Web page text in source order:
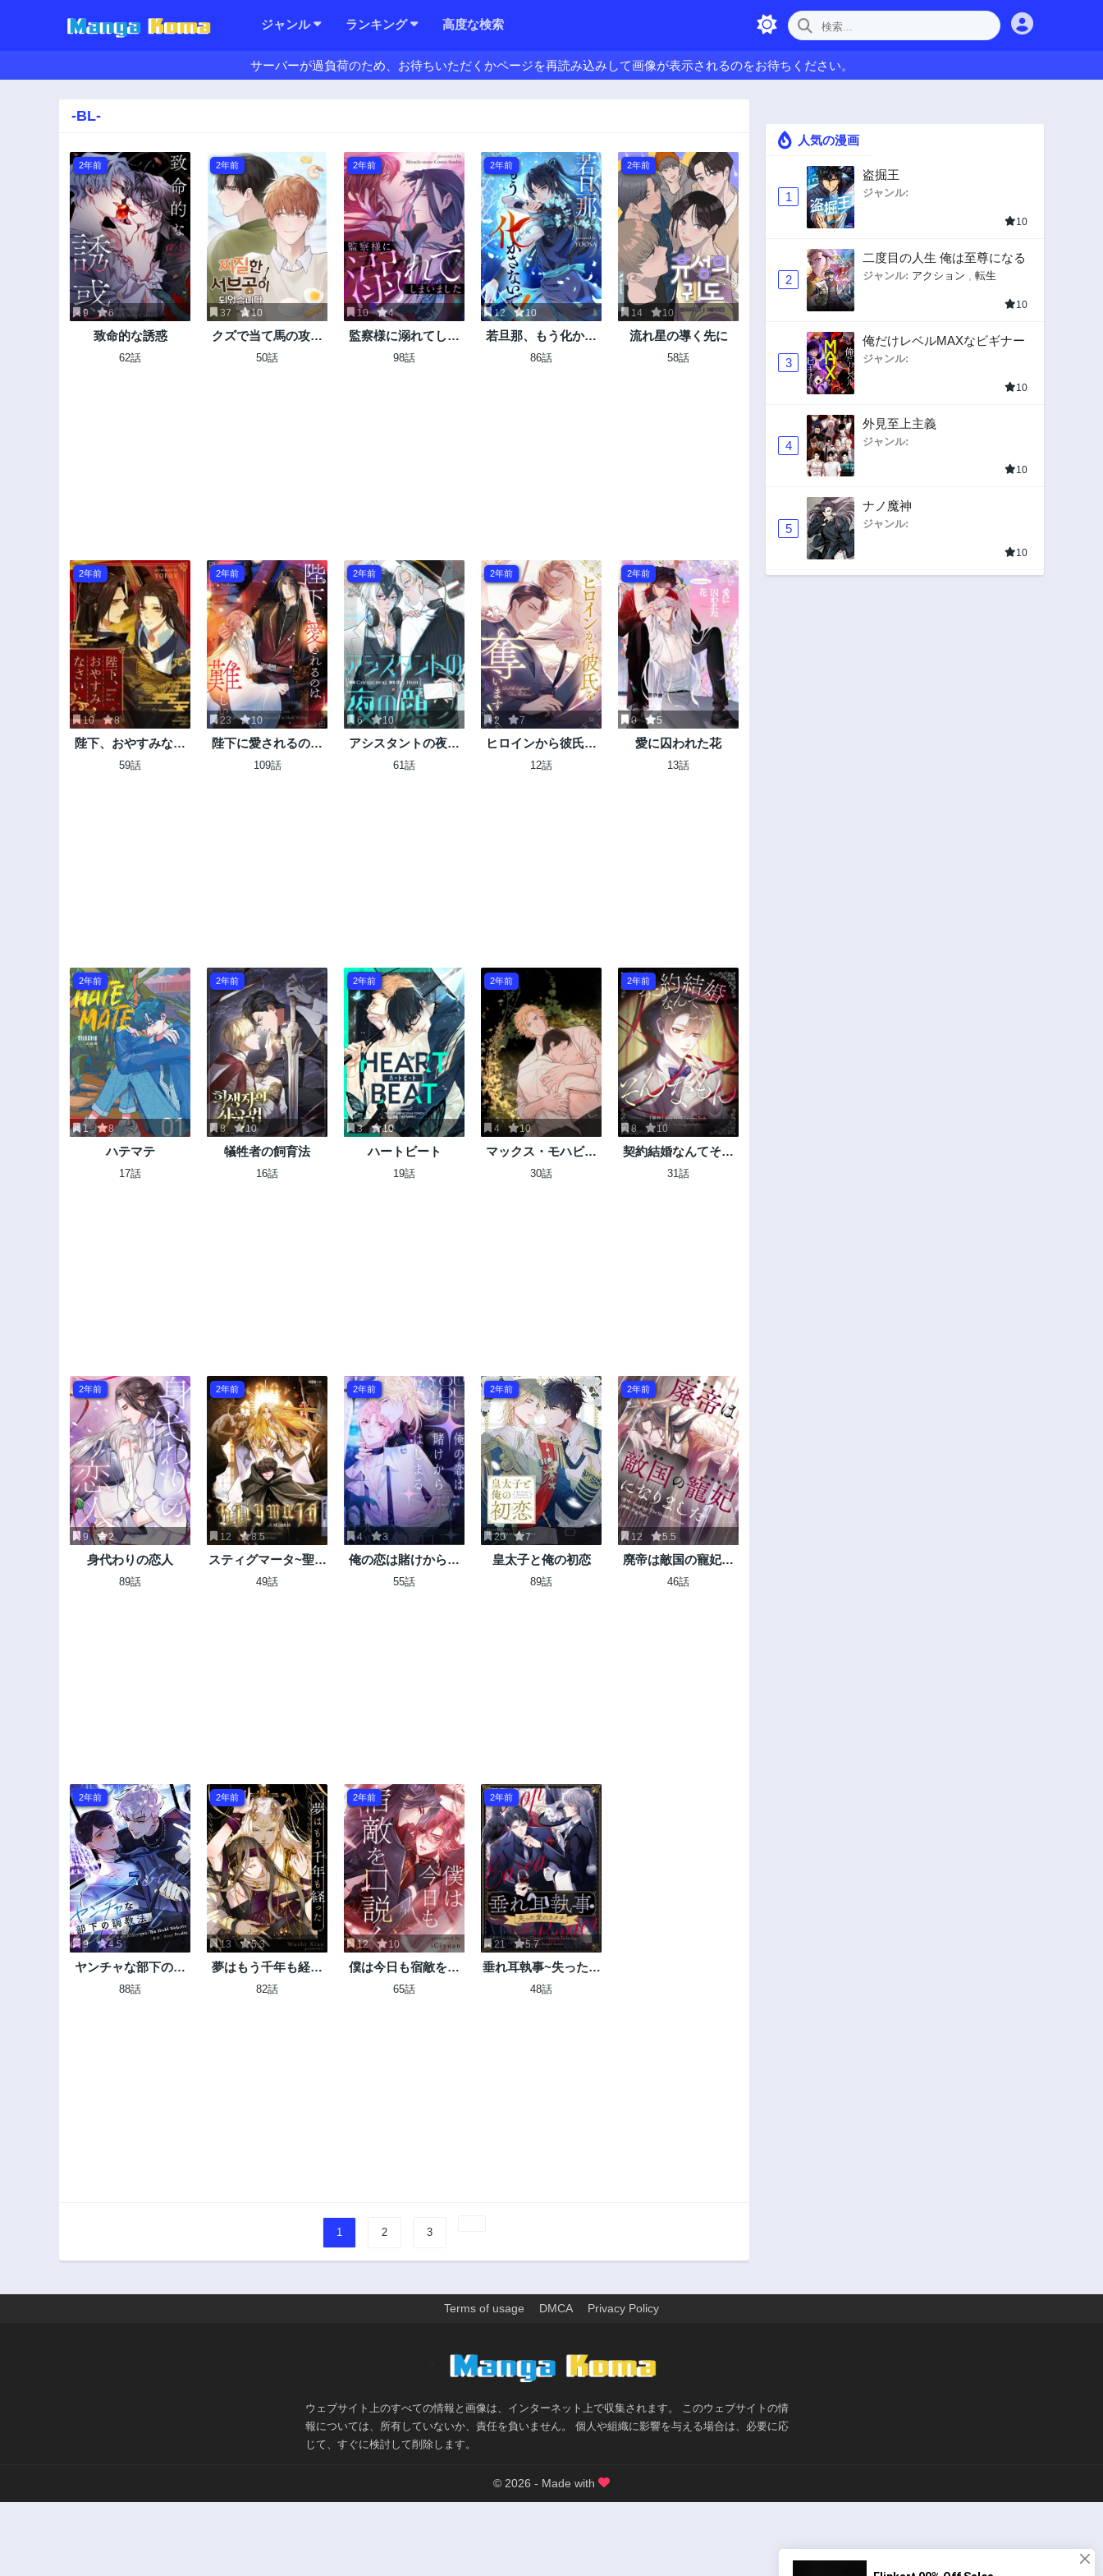
ジャンル ランキング 高度な検索
サーバーが過負荷のため、お待ちいただくかページを再読み込みして画像が表示されるのをお待ちください。
-BL-
2年前
9 6
致命的な誘惑
62話
2年前
37 10
クズで当て馬の攻め
キャラになりました
50話
2年前
10 4
監察様に溺れてしま
いました
98話
2年前
12 10
若旦那、もう化かさ
ないで！
86話
2年前
14 10
流れ星の導く先に
58話
2年前
10 8
陛下、おやすみなさ
い
59話
2年前
23 10
陛下に愛されるのは
難しい
109話
2年前
6 10
アシスタントの夜の
顔
61話
2年前
2 7
ヒロインから彼氏を
奪います！
12話
2年前
0 5
愛に囚われた花
13話
2年前
1 8
ハテマテ
17話
2年前
8 10
犠牲者の飼育法
16話
2年前
3 10
ハートビート
19話
2年前
4 10
マックス・モハビ事
件簿
30話
2年前
8 10
契約結婚なんてそん
なもん
31話
2年前
9 2
身代わりの恋人
89話
2年前
12 8.5
スティグマータ~聖痕
~
49話
2年前
4 3
俺の恋は賭けからは
じまる
55話
2年前
20 7
皇太子と俺の初恋
89話
2年前
12 5.5
廃帝は敵国の寵妃に
なりました
46話
2年前
9 4.5
ヤンチャな部下の調
教法
88話
2年前
13 5.3
夢はもう千年も経っ
た
82話
2年前
12 10
僕は今日も宿敵を口
説く
65話
2年前
21 5.7
垂れ耳執事~失った愛
のカタチ~
48話
1 2 3
人気の漫画
1
盗掘王
ジャンル:
10
2
二度目の人生 俺は至尊になる
ジャンル: アクション 転生
10
3
俺だけレベルMAXなビギナー
ジャンル:
10
4
外見至上主義
ジャンル:
10
5
ナノ魔神
ジャンル:
10
Terms of usage DMCA Privacy Policy
ウェブサイト上のすべての情報と画像は、インターネット上で収集されます。 このウェブサイトの情
報については、所有していないか、責任を負いません。 個人や組織に影響を与える場合は、必要に応
じて、すぐに検討して削除します。
© 2026 - Made with